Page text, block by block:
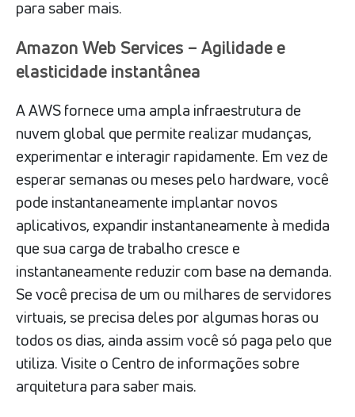
para saber mais.
Amazon Web Services – Agilidade e
elasticidade instantânea
A AWS fornece uma ampla infraestrutura de
nuvem global que permite realizar mudanças,
experimentar e interagir rapidamente. Em vez de
esperar semanas ou meses pelo hardware, você
pode instantaneamente implantar novos
aplicativos, expandir instantaneamente à medida
que sua carga de trabalho cresce e
instantaneamente reduzir com base na demanda.
Se você precisa de um ou milhares de servidores
virtuais, se precisa deles por algumas horas ou
todos os dias, ainda assim você só paga pelo que
utiliza. Visite o Centro de informações sobre
arquitetura para saber mais.